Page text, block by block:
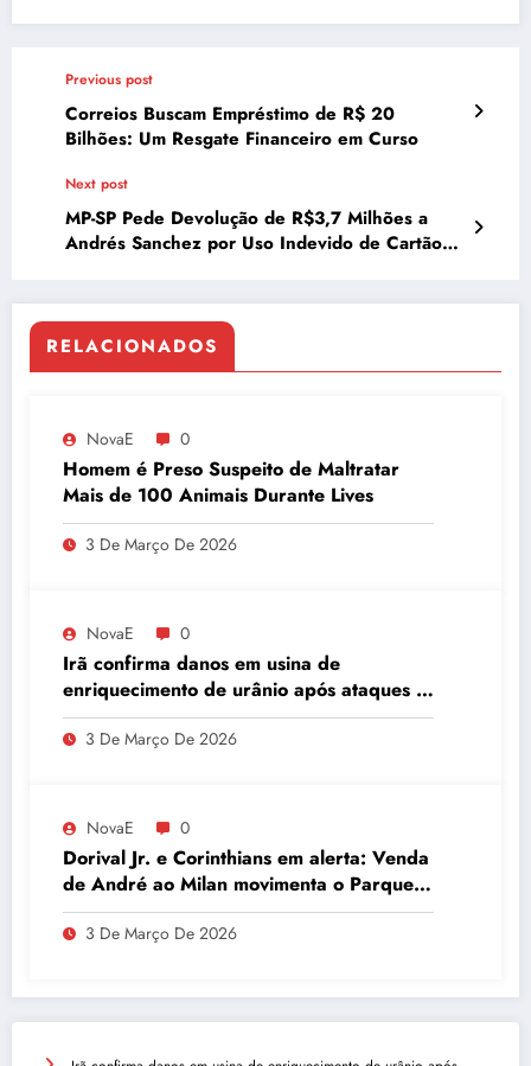
Previous post
Correios Buscam Empréstimo de R$ 20
Bilhões: Um Resgate Financeiro em Curso
Next post
MP-SP Pede Devolução de R$3,7 Milhões a
Andrés Sanchez por Uso Indevido de Cartão
RELACIONADOS
NovaE 0
Homem é Preso Suspeito de Maltratar
Mais de 100 Animais Durante Lives
3 De Março De 2026
NovaE 0
Irã confirma danos em usina de
enriquecimento de urânio após ataques e
embaixador evita detalhes sobre
quantidade de urânio enriquecido
3 De Março De 2026
NovaE 0
Dorival Jr. e Corinthians em alerta: Venda
de André ao Milan movimenta o Parque
São Jorge
3 De Março De 2026